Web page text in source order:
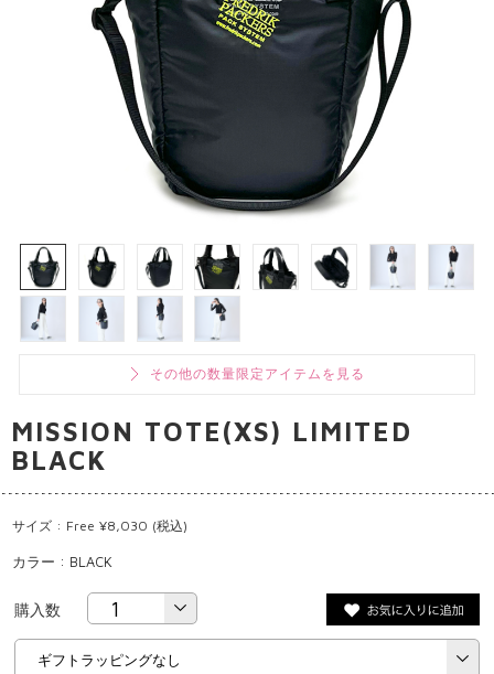
その他の数量限定アイテムを見る
MISSION TOTE(XS) LIMITED
BLACK
サイズ : Free ¥8,030 (税込)
カラー : BLACK
購入数